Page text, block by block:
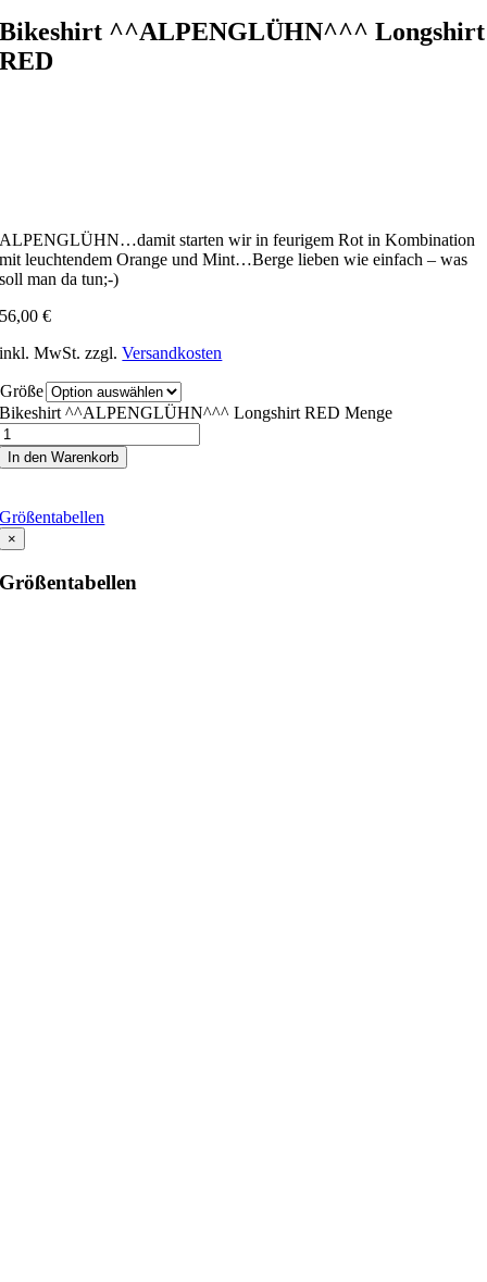
Bikeshirt ^^ALPENGLÜHN^^^ Longshirt
RED
ALPENGLÜHN…damit starten wir in feurigem Rot in Kombination
mit leuchtendem Orange und Mint…Berge lieben wie einfach – was
soll man da tun;-)
56,00€
inkl. MwSt. zzgl.Versandkosten
Größe
Bikeshirt ^^ALPENGLÜHN^^^ Longshirt RED Menge
In den Warenkorb
Größentabellen
×
Größentabellen